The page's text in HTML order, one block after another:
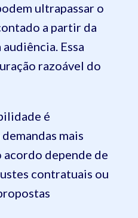
ultrapassar o
a partir da
Essa
razoável do
é
mais
acordo depende de
contratuais ou